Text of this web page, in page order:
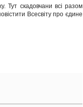
Тут скадовчани всі разом
Всесвіту про єдине